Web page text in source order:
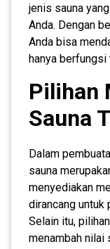
jenis sauna
Anda. Dengan
Anda bisa
hanya
Pilihan
Sauna
Dalam
sauna
menyediakan
dirancang untuk
Selain itu,
menambah nilai